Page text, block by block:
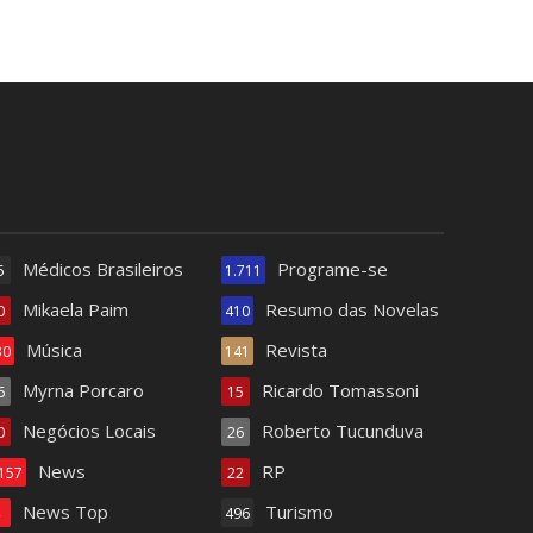
Médicos Brasileiros
Mikaela Paim
Música
Myrna Porcaro
Negócios Locais
News
News Top
Programe-se
1.711
Resumo das Novelas
410
Revista
141
Ricardo Tomassoni
15
Roberto Tucunduva
26
RP
22
Turismo
496